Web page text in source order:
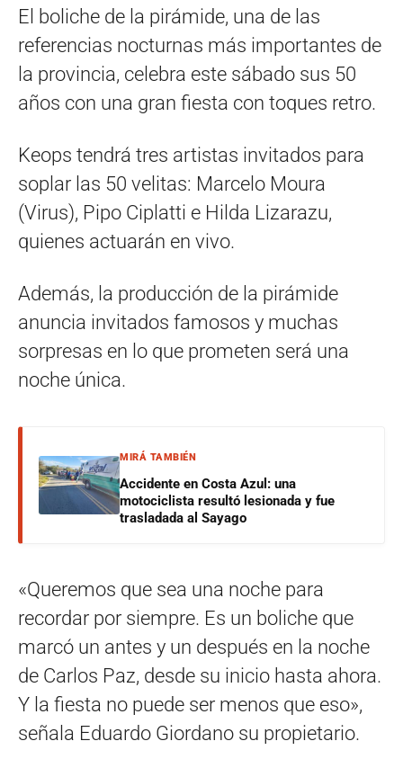
El boliche de la pirámide, una de las
referencias nocturnas más importantes de
la provincia, celebra este sábado sus 50
años con una gran fiesta con toques retro.
Keops tendrá tres artistas invitados para
soplar las 50 velitas: Marcelo Moura
(Virus), Pipo Ciplatti e Hilda Lizarazu,
quienes actuarán en vivo.
Además, la producción de la pirámide
anuncia invitados famosos y muchas
sorpresas en lo que prometen será una
noche única.
MIRÁ TAMBIÉN
Accidente en Costa Azul: una
motociclista resultó lesionada y fue
trasladada al Sayago
«Queremos que sea una noche para
recordar por siempre. Es un boliche que
marcó un antes y un después en la noche
de Carlos Paz, desde su inicio hasta ahora.
Y la fiesta no puede ser menos que eso»,
señala Eduardo Giordano su propietario.